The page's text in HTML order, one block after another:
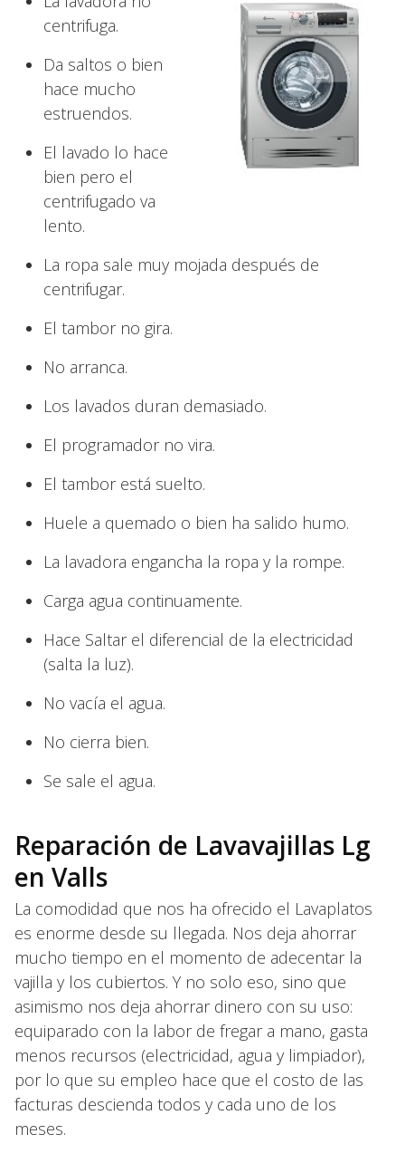
centrifuga.
Da saltos o bien
hace mucho
estruendos.
El lavado lo hace
bien pero el
centrifugado va
lento.
La ropa sale muy mojada después de
centrifugar.
El tambor no gira.
No arranca.
Los lavados duran demasiado.
El programador no vira.
El tambor está suelto.
Huele a quemado o bien ha salido humo.
La lavadora engancha la ropa y la rompe.
Carga agua continuamente.
Hace Saltar el diferencial de la electricidad
(salta la luz).
No vacía el agua.
No cierra bien.
Se sale el agua.
Reparación de Lavavajillas Lg
en Valls
La comodidad que nos ha ofrecido el Lavaplatos
es enorme desde su llegada. Nos deja ahorrar
mucho tiempo en el momento de adecentar la
vajilla y los cubiertos. Y no solo eso, sino que
asimismo nos deja ahorrar dinero con su uso:
equiparado con la labor de fregar a mano, gasta
menos recursos (electricidad, agua y limpiador),
por lo que su empleo hace que el costo de las
facturas descienda todos y cada uno de los
meses.